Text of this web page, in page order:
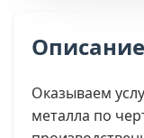
Оказываем
металла по